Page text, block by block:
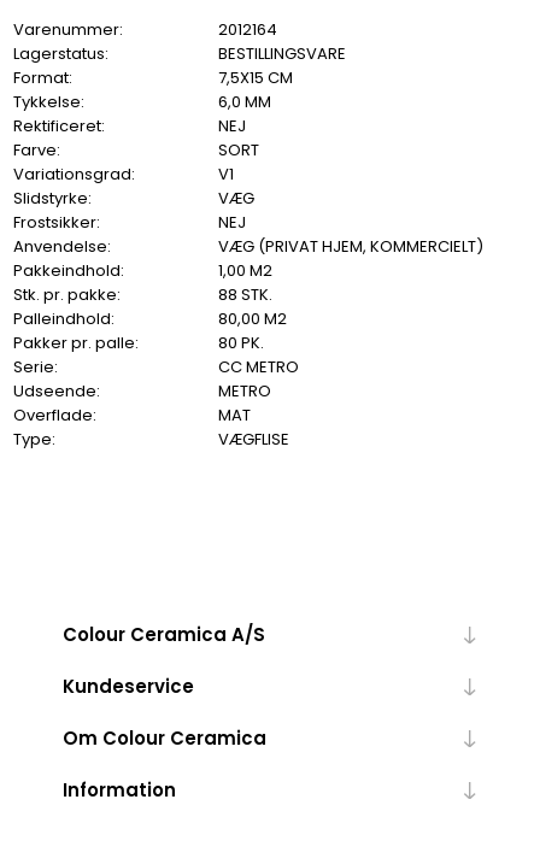
Varenummer:
2012164
Lagerstatus:
BESTILLINGSVARE
Format:
7,5X15 CM
Tykkelse:
6,0 MM
Rektificeret:
NEJ
Farve:
SORT
Variationsgrad:
V1
Slidstyrke:
VÆG
Frostsikker:
NEJ
Anvendelse:
VÆG (PRIVAT HJEM, KOMMERCIELT)
Pakkeindhold:
1,00 M2
Stk. pr. pakke:
88 STK.
Palleindhold:
80,00 M2
Pakker pr. palle:
80 PK.
Serie:
CC METRO
Udseende:
METRO
Overflade:
MAT
Type:
VÆGFLISE
Colour Ceramica A/S
Kundeservice
Om Colour Ceramica
Information